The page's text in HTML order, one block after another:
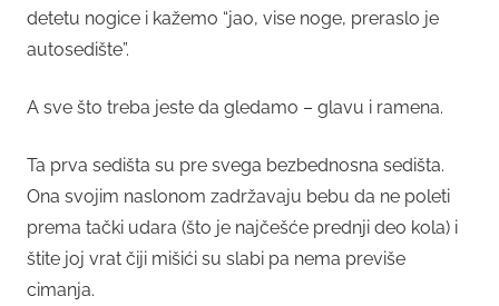
detetu nogice i kažemo “jao, vise noge, preraslo je
autosedište”.
A sve što treba jeste da gledamo – glavu i ramena.
Ta prva sedišta su pre svega bezbednosna sedišta.
Ona svojim naslonom zadržavaju bebu da ne poleti
prema tački udara (što je najčešće prednji deo kola) i
štite joj vrat čiji mišići su slabi pa nema previše
cimanja.